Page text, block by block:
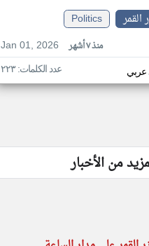
القمر
Politics
Jan 01, 2026
منذ ٧ أشهر
عربي عدد الكلمات: ٢٢٣
من الأخبار